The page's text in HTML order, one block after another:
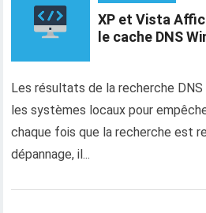
XP et Vista
le cache DNS
Les résultats de la recherche
les systèmes locaux pour
chaque fois que la recherche est
dépannage, il...